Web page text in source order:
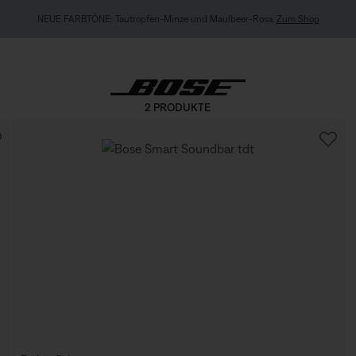
NEUE FARBTÖNE: Tautropfen-Minze und Maulbeer-Rosa. Zum Shop
2 PRODUKTE